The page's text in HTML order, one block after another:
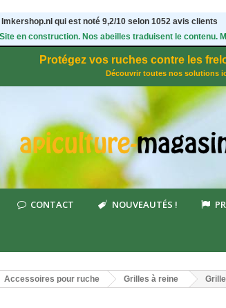
qui est noté 9,2/10 selon 1052avis clients
Site en construction. Nos abeilles traduisent le contenu.
Protégez vos ruches contre les
Découvrir toutes nos solutions
CONTACT NOUVEAUTÉS !
Accessoires pour ruche Grilles à reine